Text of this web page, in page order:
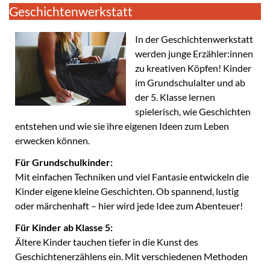
Geschichtenwerkstatt
In der Geschichtenwerkstatt
werden junge Erzähler:innen
zu kreativen Köpfen! Kinder
im Grundschulalter und ab
der 5. Klasse lernen
spielerisch, wie Geschichten
entstehen und wie sie ihre eigenen Ideen zum Leben
erwecken können.
Für Grundschulkinder:
Mit einfachen Techniken und viel Fantasie entwickeln die
Kinder eigene kleine Geschichten. Ob spannend, lustig
oder märchenhaft – hier wird jede Idee zum Abenteuer!
Für Kinder ab Klasse 5:
Ältere Kinder tauchen tiefer in die Kunst des
Geschichtenerzählens ein. Mit verschiedenen Methoden